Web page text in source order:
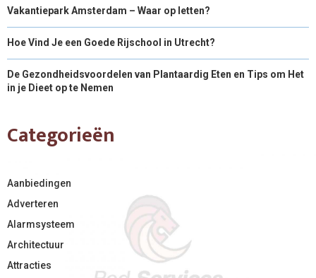
Vakantiepark Amsterdam – Waar op letten?
Hoe Vind Je een Goede Rijschool in Utrecht?
De Gezondheidsvoordelen van Plantaardig Eten en Tips om Het
in je Dieet op te Nemen
Categorieën
Aanbiedingen
Adverteren
Alarmsysteem
Architectuur
Attracties